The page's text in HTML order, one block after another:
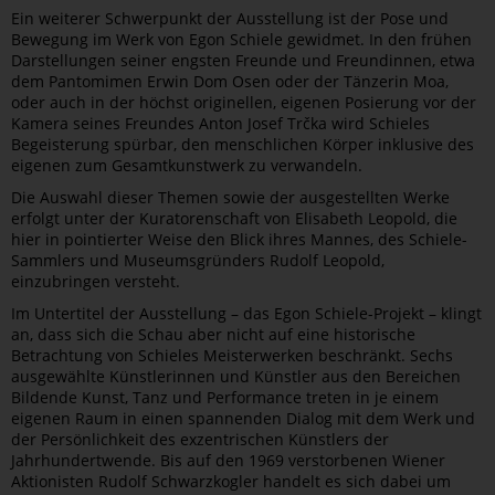
Ein weiterer Schwerpunkt der Ausstellung ist der Pose und
Bewegung im Werk von Egon Schiele gewidmet. In den frühen
Darstellungen seiner engsten Freunde und Freundinnen, etwa
dem Pantomimen Erwin Dom Osen oder der Tänzerin Moa,
oder auch in der höchst originellen, eigenen Posierung vor der
Kamera seines Freundes Anton Josef Trčka wird Schieles
Begeisterung spürbar, den menschlichen Körper inklusive des
eigenen zum Gesamtkunstwerk zu verwandeln.
Die Auswahl dieser Themen sowie der ausgestellten Werke
erfolgt unter der Kuratorenschaft von Elisabeth Leopold, die
hier in pointierter Weise den Blick ihres Mannes, des Schiele-
Sammlers und Museumsgründers Rudolf Leopold,
einzubringen versteht.
Im Untertitel der Ausstellung – das Egon Schiele-Projekt – klingt
an, dass sich die Schau aber nicht auf eine historische
Betrachtung von Schieles Meisterwerken beschränkt. Sechs
ausgewählte Künstlerinnen und Künstler aus den Bereichen
Bildende Kunst, Tanz und Performance treten in je einem
eigenen Raum in einen spannenden Dialog mit dem Werk und
der Persönlichkeit des exzentrischen Künstlers der
Jahrhundertwende. Bis auf den 1969 verstorbenen Wiener
Aktionisten Rudolf Schwarzkogler handelt es sich dabei um